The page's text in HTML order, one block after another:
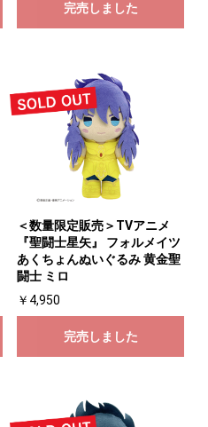
完売しました
＜数量限定販売＞TVアニメ
『聖闘士星矢』 フォルメイツ
あくちょんぬいぐるみ 黄金聖
闘士 ミロ
￥4,950
完売しました